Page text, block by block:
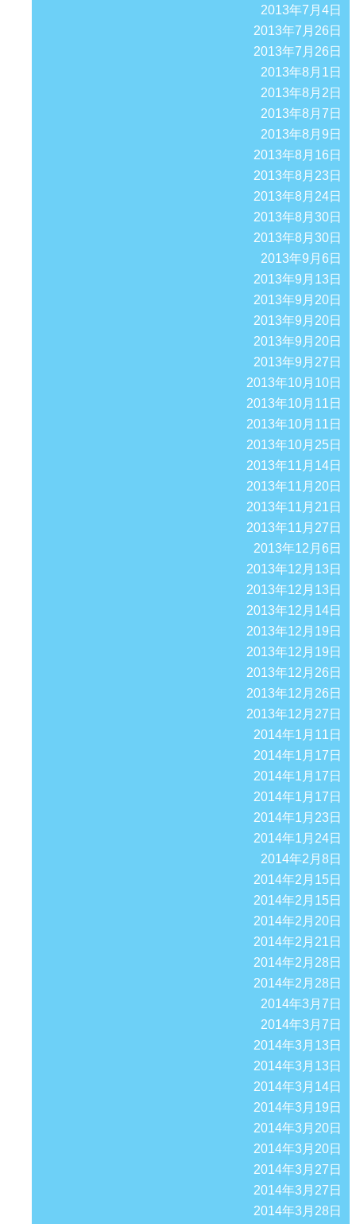
2013年7月4日
2013年7月26日
2013年7月26日
2013年8月1日
2013年8月2日
2013年8月7日
2013年8月9日
2013年8月16日
2013年8月23日
2013年8月24日
2013年8月30日
2013年8月30日
2013年9月6日
2013年9月13日
2013年9月20日
2013年9月20日
2013年9月20日
2013年9月27日
2013年10月10日
2013年10月11日
2013年10月11日
2013年10月25日
2013年11月14日
2013年11月20日
2013年11月21日
2013年11月27日
2013年12月6日
2013年12月13日
2013年12月13日
2013年12月14日
2013年12月19日
2013年12月19日
2013年12月26日
2013年12月26日
2013年12月27日
2014年1月11日
2014年1月17日
2014年1月17日
2014年1月17日
2014年1月23日
2014年1月24日
2014年2月8日
2014年2月15日
2014年2月15日
2014年2月20日
2014年2月21日
2014年2月28日
2014年2月28日
2014年3月7日
2014年3月7日
2014年3月13日
2014年3月13日
2014年3月14日
2014年3月19日
2014年3月20日
2014年3月20日
2014年3月27日
2014年3月27日
2014年3月28日